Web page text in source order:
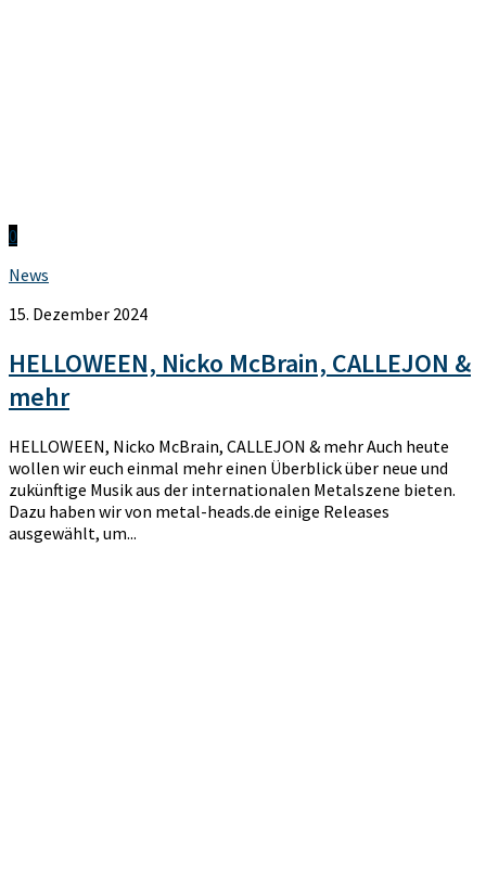
0
News
15. Dezember 2024
HELLOWEEN, Nicko McBrain, CALLEJON &
mehr
HELLOWEEN, Nicko McBrain, CALLEJON & mehr Auch heute
wollen wir euch einmal mehr einen Überblick über neue und
zukünftige Musik aus der internationalen Metalszene bieten.
Dazu haben wir von metal-heads.de einige Releases
ausgewählt, um...